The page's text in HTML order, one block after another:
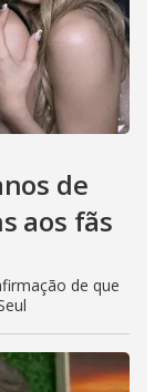
de
aos fãs
de que